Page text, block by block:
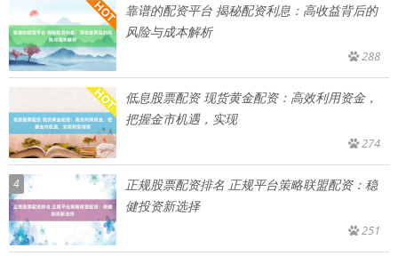
靠谱的配资平台 揭秘配资利息：高收益背后的
风险与成本解析
288
低息股票配资 现货黄金配资：高效利用资金，
把握金市机遇，实现
274
4
正规股票配资排名 正规平台策略联盟配资：稳
健投资新选择
251